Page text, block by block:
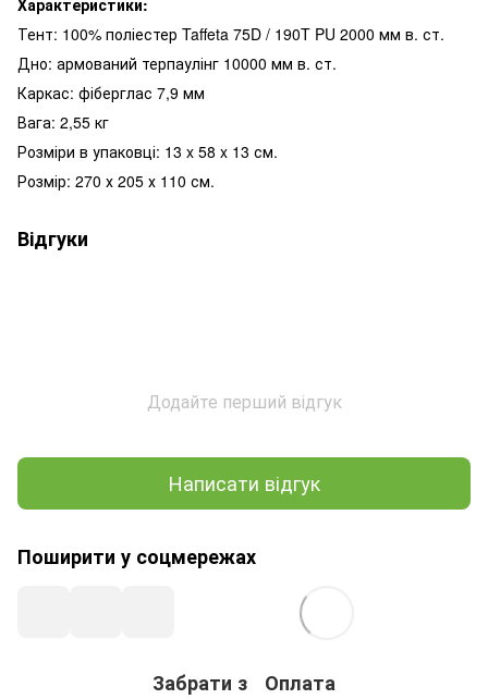
Тент: 100% поліестер Taffeta 75D / 190T PU 2000 мм в. ст.
Дно: армований терпаулінг 10000 мм в. ст.
Каркас: фіберглас 7,9 мм
Вага: 2,55 кг
Розміри в упаковці: 13 x 58 x 13 см.
Розмір: 270 х 205 х 110 см.
Відгуки
Додайте перший відгук
Написати відгук
Поширити у соцмережах
Забрати з Оплата